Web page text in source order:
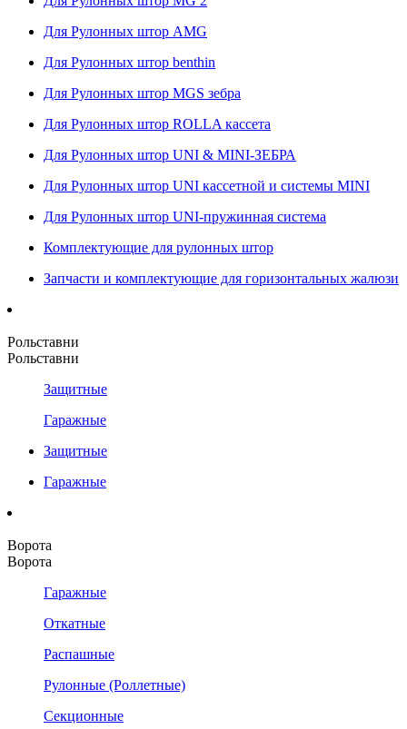
Для Рулонных штор AMG
Для Рулонных штор benthin
Для Рулонных штор MGS зебра
Для Рулонных штор ROLLA кассета
Для Рулонных штор UNI & MINI-ЗЕБРА
Для Рулонных штор UNI кассетной и системы MINI
Для Рулонных штор UNI-пружинная система
Комплектующие для рулонных штор
Запчасти и комплектующие для горизонтальных жалюзи
Рольставни
Рольставни
Защитные
Гаражные
Защитные
Гаражные
Ворота
Ворота
Гаражные
Откатные
Распашные
Рулонные (Роллетные)
Секционные